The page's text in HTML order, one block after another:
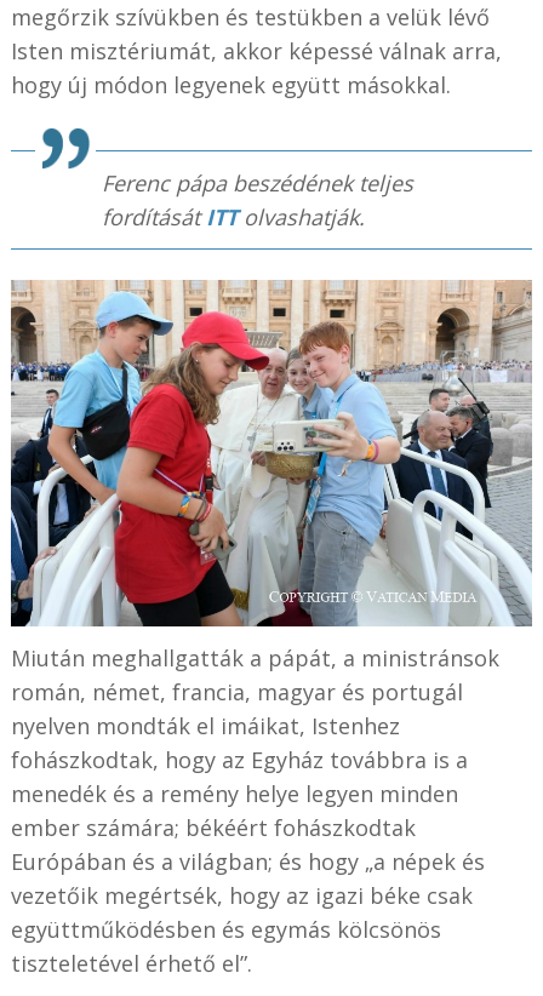
megőrzik szívükben és testükben a velük lévő
Isten misztériumát, akkor képessé válnak arra,
hogy új módon legyenek együtt másokkal.
Ferenc pápa beszédének teljes
fordításátITT olvashatják.
Miután meghallgatták a pápát, a ministránsok
román, német, francia, magyar és portugál
nyelven mondták el imáikat, Istenhez
fohászkodtak, hogy az Egyház továbbra is a
menedék és a remény helye legyen minden
ember számára; békéért fohászkodtak
Európában és a világban; és hogy „a népek és
vezetőik megértsék, hogy az igazi béke csak
együttműködésben és egymás kölcsönös
tiszteletével érhető el”.